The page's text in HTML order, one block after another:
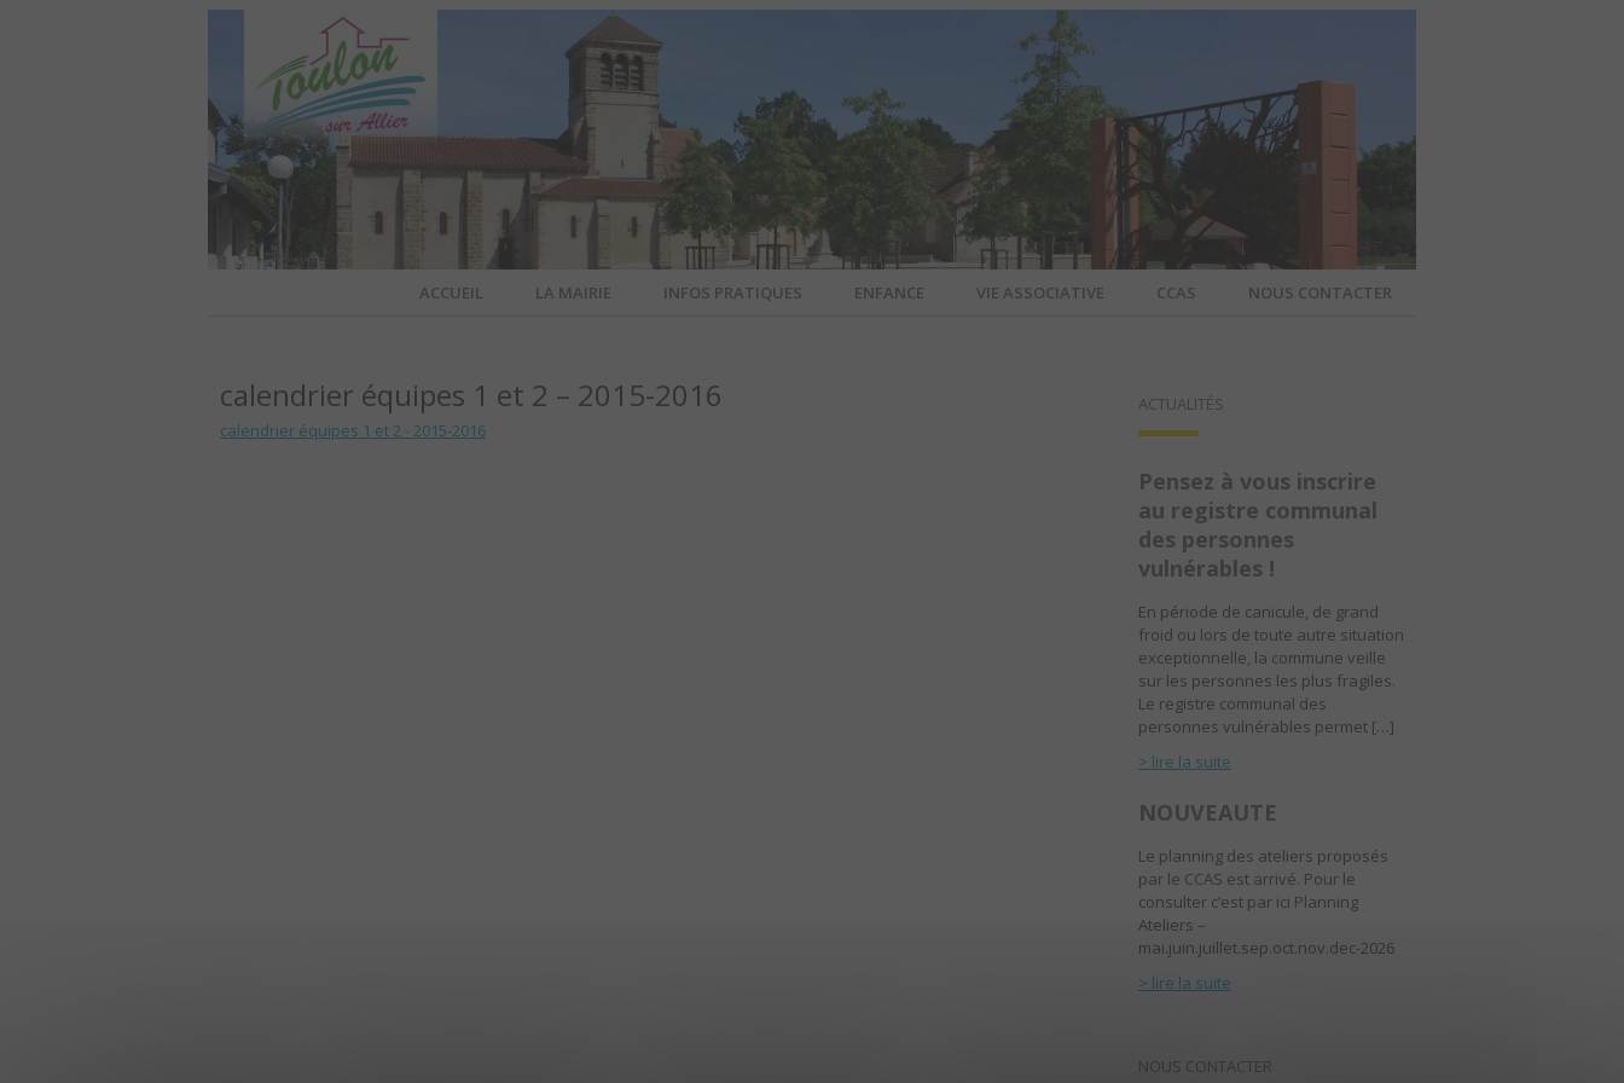
TOULON-SUR-ALLIER – SITE
OFFICIEL DE LA COMMUNE
ACCUEIL LA MAIRIE INFOS PRATIQUES ENFANCE VIE ASSOCIATIVE CCAS NOUS CONTACTER
calendrier équipes 1 et 2 – 2015-2016
calendrier équipes 1 et 2 - 2015-2016
ACTUALITÉS
Pensez à vous inscrire
au registre communal
des personnes
vulnérables !
En période de canicule, de grand
froid ou lors de toute autre situation
exceptionnelle, la commune veille
sur les personnes les plus fragiles.
Le registre communal des
personnes vulnérables permet […]
> lire la suite
NOUVEAUTE
Le planning des ateliers proposés
par le CCAS est arrivé. Pour le
consulter c’est par ici Planning
Ateliers –
mai.juin.juillet.sep.oct.nov.dec-2026
> lire la suite
NOUS CONTACTER